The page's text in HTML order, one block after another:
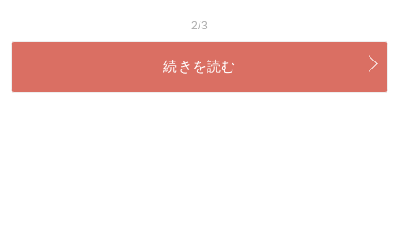
2/3
続きを読む